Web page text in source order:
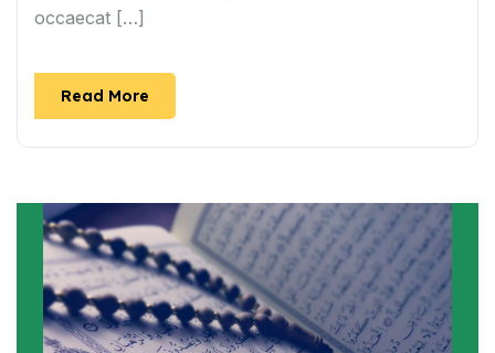
occaecat […]
Read More